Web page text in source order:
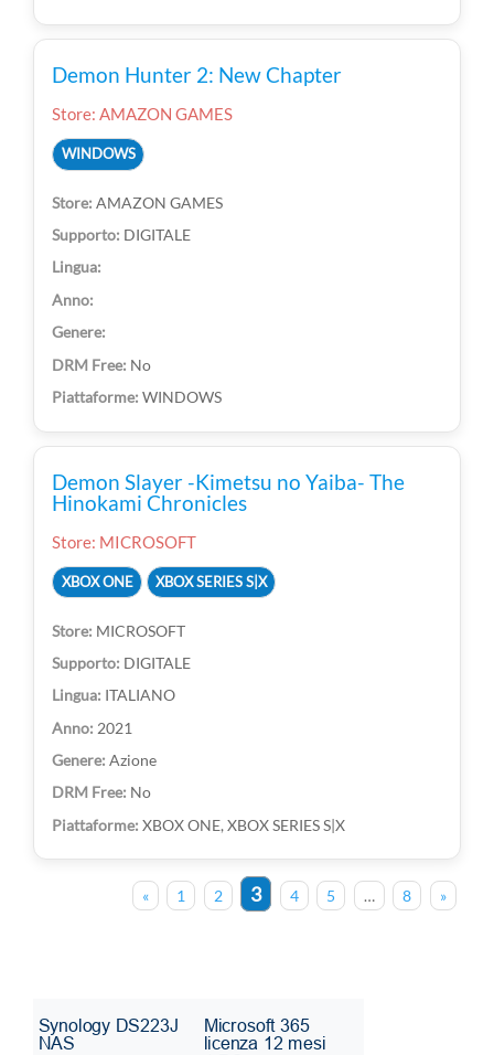
Demon Hunter 2: New Chapter
Store: AMAZON GAMES
WINDOWS
AMAZON GAMES
DIGITALE
No
WINDOWS
Demon Slayer -Kimetsu no Yaiba- The
Hinokami Chronicles
Store: MICROSOFT
XBOX ONE XBOX SERIES S|X
MICROSOFT
DIGITALE
ITALIANO
2021
Azione
No
XBOX ONE, XBOX SERIES S|X
« 1 2 3 4 5 … 8 »